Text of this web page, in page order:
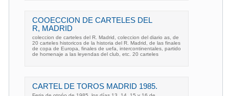
COOECCION DE CARTELES DEL
R, MADRID
coleccion de carteles del R. Madrid, coleccion del diario as, de
20 carteles historicos de la historia del R. Madrid, de las finales
de copa de Europa, finales de uefa, intercontinentales, partido
de homenaje a las leyendas del club, etc. 20 carteles
CARTEL DE TOROS MADRID 1985.